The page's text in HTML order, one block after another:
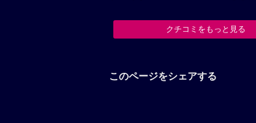
クチコミをもっと見る
このページをシェアする